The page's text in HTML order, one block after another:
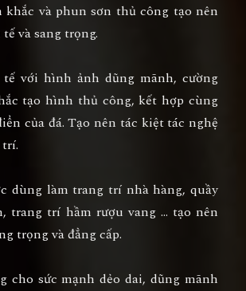
và phun sơn thủ công tạo nên
và sang trọng.
với hình ảnh dũng mãnh, cường
tạo hình thủ công, kết hợp cùng
của đá. Tạo nên tác kiệt tác nghệ
dùng làm trang trí nhà hàng, quầy
trang trí hầm rượu vang… tạo nên
trọng và đẳng cấp.
cho sức mạnh dẻo dai, dũng mãnh